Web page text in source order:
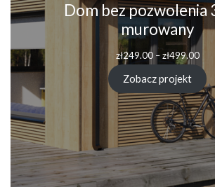
Dom bez pozwolenia
murowany
zł249.00 – zł499.00
od
do
Zobacz projekt